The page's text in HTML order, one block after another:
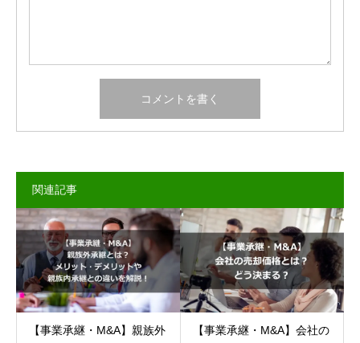
関連記事
【事業承継・M&A】親族外
【事業承継・M&A】会社の